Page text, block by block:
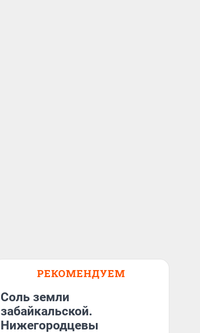
РЕКОМЕНДУЕМ
Соль земли
забайкальской.
Нижегородцевы